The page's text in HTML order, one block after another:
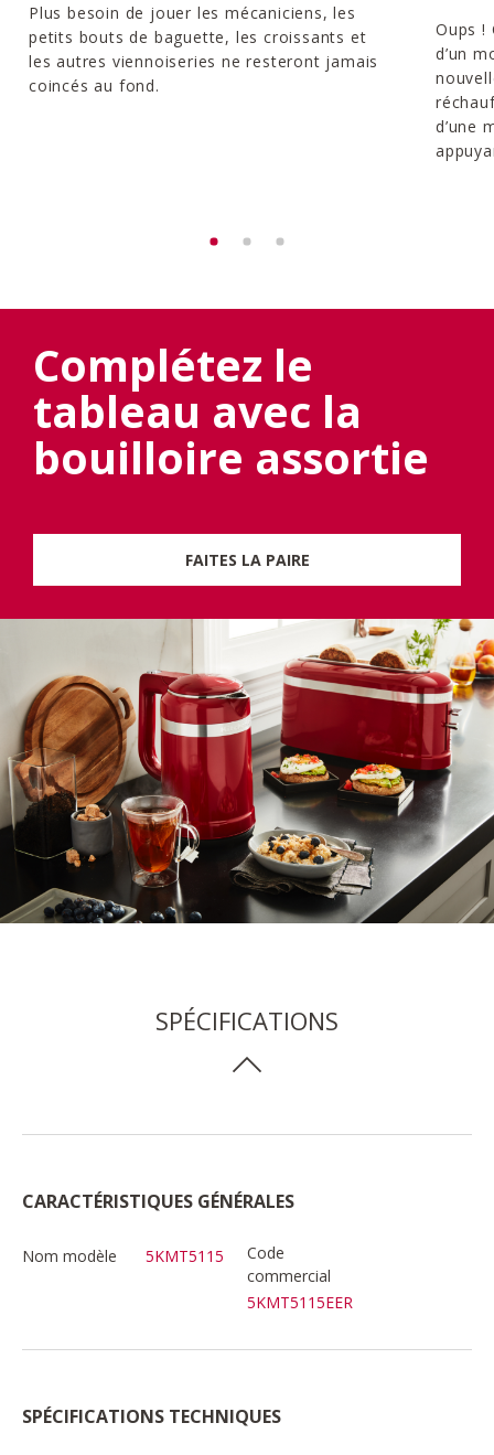
Plus besoin de jouer les mécaniciens, les
petits bouts de baguette, les croissants et
les autres viennoiseries ne resteront jamais
coincés au fond.
Oups !
d’un
d’une
Complétez le
tableau avec la
bouilloire assortie
FAITES LA PAIRE
SPÉCIFICATIONS
CARACTÉRISTIQUES GÉNÉRALES
Nom modèle 5KMT5115
Code
commercial
5KMT5115EER
SPÉCIFICATIONS TECHNIQUES